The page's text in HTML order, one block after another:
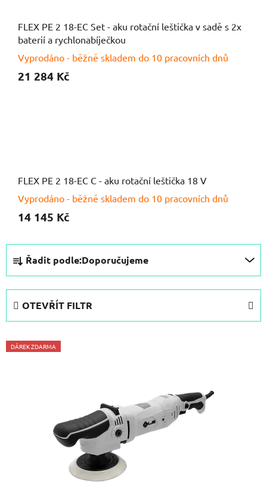
FLEX PE 2 18-EC Set - aku rotační leštička v sadě s 2x
baterií a rychlonabíječkou
Vyprodáno - běžně skladem do 10 pracovních dnů
21 284 Kč
FLEX PE 2 18-EC C - aku rotační leštička 18 V
Vyprodáno - běžně skladem do 10 pracovních dnů
14 145 Kč
Ř
z
p
Řadit podle:Doporučujeme
OTEVŘÍT FILTR
V
ý
DÁREK ZDARMA